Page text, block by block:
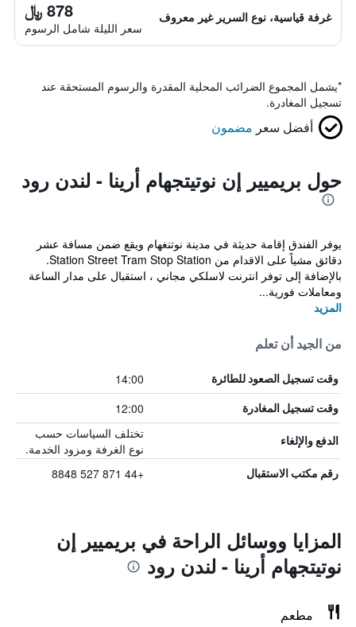
غرفة قياسية، نوع السرير غير معروف 878 ﷼
سعر الليلة شامل الرسوم
*يشمل المجموع الضرائب المحلية المقدرة والرسوم المستحقة عند
تسجيل المغادرة.
أفضل سعر مضمون
حول بريميير إن نوتيتجهام أرينا - لندن رود
يوفر الفندق إقامة حديثة في مدينة نوتنغهام ويقع ضمن مسافة عشر
دقائق مشياً على الاقدام من Station Street Tram Stop Station.
بالإضافة إلى توفر انترنت لاسلكي مجاني ، استقبال على مدار الساعة
ومعاملات فورية...
المزيد
من الجيد أن تعلم
وقت تسجيل الصعود للطائرة 14:00
وقت تسجيل المغادرة 12:00
الدفع والإلغاء
تختلف السياسات حسب
نوع الغرفة ومزود الخدمة.
رقم مكتب الاستقبال +44 871 527 8848
المزايا ووسائل الراحة في بريميير إن
نوتيتجهام أرينا - لندن رود
مطعم